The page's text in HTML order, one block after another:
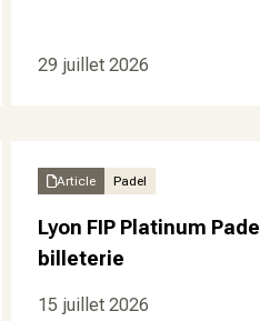
29 juillet 2026
Article Padel
Lyon FIP Platinum
billeterie
15 juillet 2026